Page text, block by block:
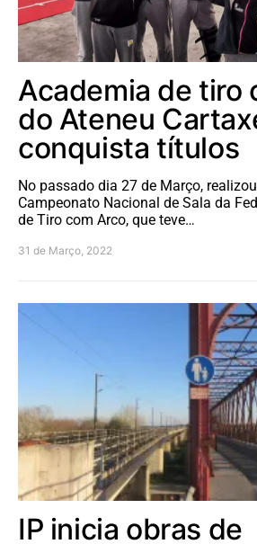
Academia de tiro
do Ateneu
conquista títulos
No passado dia 27 de Março,
Campeonato Nacional de Sala da
de Tiro com Arco, que teve…
31 de Março, 2022
IP inicia obras de